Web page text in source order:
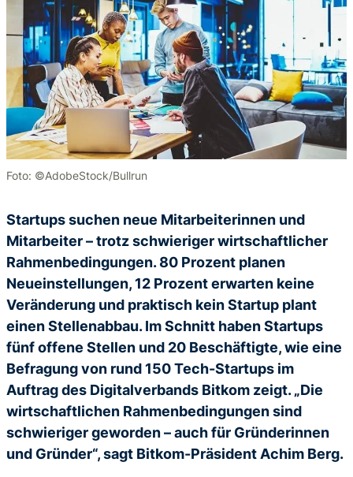
Foto: ©AdobeStock/Bullrun
Startups suchen neue Mitarbeiterinnen und
Mitarbeiter – trotz schwieriger wirtschaftlicher
Rahmenbedingungen. 80 Prozent planen
Neueinstellungen, 12 Prozent erwarten keine
Veränderung und praktisch kein Startup plant
einen Stellenabbau. Im Schnitt haben Startups
fünf offene Stellen und 20 Beschäftigte, wie eine
Befragung von rund 150 Tech-Startups im
Auftrag des Digitalverbands Bitkom zeigt. „Die
wirtschaftlichen Rahmenbedingungen sind
schwieriger geworden – auch für Gründerinnen
und Gründer“, sagt Bitkom-Präsident Achim Berg.